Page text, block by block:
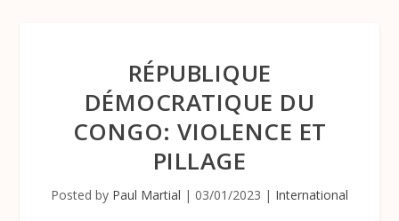
RÉPUBLIQUE
DÉMOCRATIQUE DU
CONGO: VIOLENCE ET
PILLAGE
Posted by Paul Martial | 03/01/2023 | International